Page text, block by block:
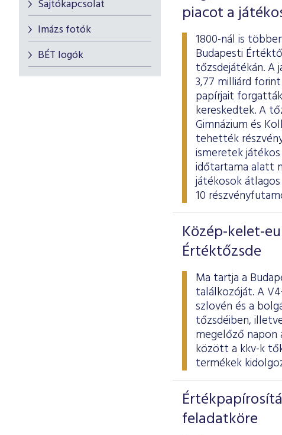
Sajtókapcsolat
Imázs fotók
BÉT logók
piacot a
1800-nál is
Budapesti
tőzsdejátékán.
3,77 milliárd
papírjait
kereskedtek. A
Gimnázium és
tehették
ismeretek
időtartama alatt
játékosok
10
Közép-kelet-
Értéktőzsde
Ma tartja a
találkozóját. A
szlovén és a
tőzsdéiben,
megelőző
között a kkv-k
termékek
feladatköre